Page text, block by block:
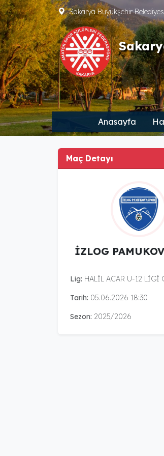
Sakarya Büyükşehir
Anasayfa
Maç Detayı
İZLOG
Lig: HALİL ACAR U-12 LİGİ
Tarih: 05.06.2026 18:30
Sezon: 2025/2026